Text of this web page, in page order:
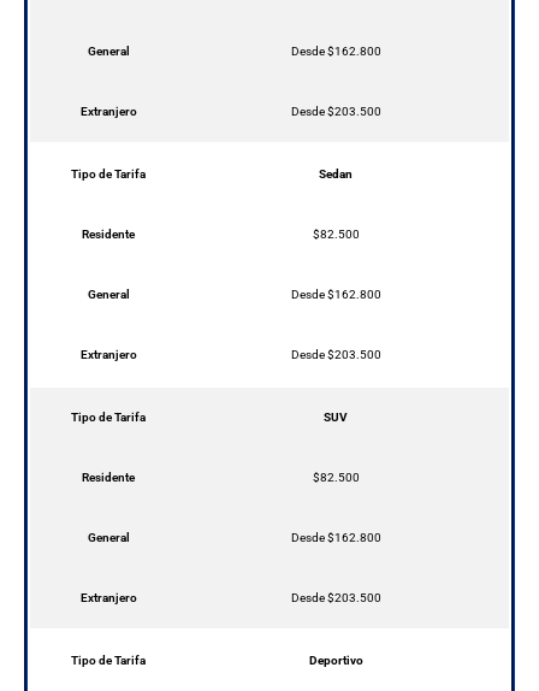
General Desde $162.800
Extranjero Desde $203.500
Tipo de Tarifa Sedan
Residente $82.500
General Desde $162.800
Extranjero Desde $203.500
Tipo de Tarifa SUV
Residente $82.500
General Desde $162.800
Extranjero Desde $203.500
Tipo de Tarifa Deportivo